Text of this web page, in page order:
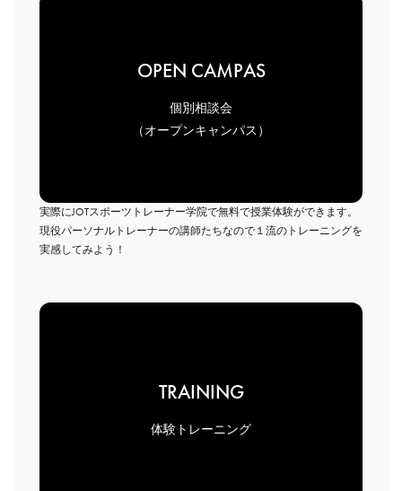
OPEN CAMPAS
個別相談会
（オープンキャンパス）
実際にJOTスポーツトレーナー学院で無料で授業体験ができます。
現役パーソナルトレーナーの講師たちなので１流のトレーニングを
実感してみよう！
TRAINING
体験トレーニング